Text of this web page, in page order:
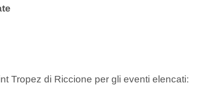
Tropez di Riccione per gli eventi elencati: